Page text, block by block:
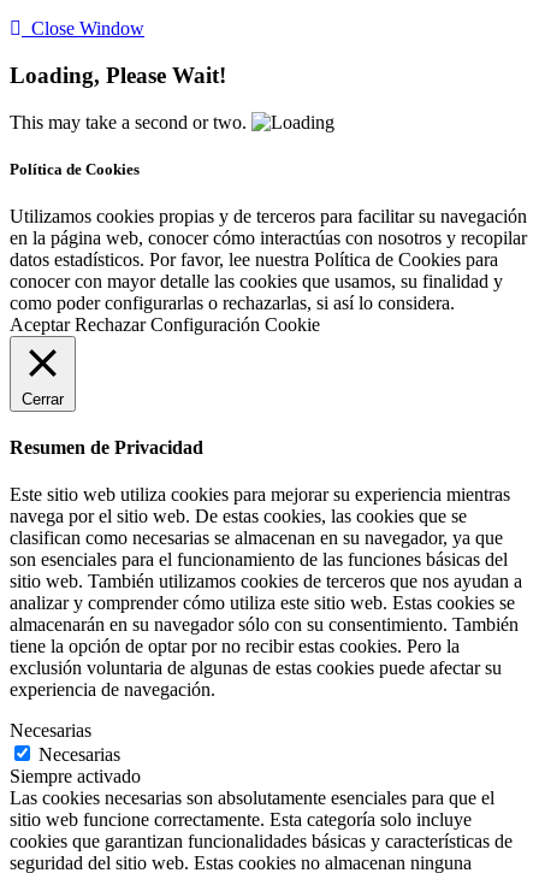
Close Window
Loading, Please Wait!
This may take a second or two.
Política de Cookies
Utilizamos cookies propias y de terceros para facilitar su navegación
en la página web, conocer cómo interactúas con nosotros y recopilar
datos estadísticos. Por favor, lee nuestra Política de Cookies para
conocer con mayor detalle las cookies que usamos, su finalidad y
como poder configurarlas o rechazarlas, si así lo considera.
Aceptar Rechazar Configuración Cookie
Cerrar
Resumen de Privacidad
Este sitio web utiliza cookies para mejorar su experiencia mientras
navega por el sitio web. De estas cookies, las cookies que se
clasifican como necesarias se almacenan en su navegador, ya que
son esenciales para el funcionamiento de las funciones básicas del
sitio web. También utilizamos cookies de terceros que nos ayudan a
analizar y comprender cómo utiliza este sitio web. Estas cookies se
almacenarán en su navegador sólo con su consentimiento. También
tiene la opción de optar por no recibir estas cookies. Pero la
exclusión voluntaria de algunas de estas cookies puede afectar su
experiencia de navegación.
Necesarias
Necesarias
Siempre activado
Las cookies necesarias son absolutamente esenciales para que el
sitio web funcione correctamente. Esta categoría solo incluye
cookies que garantizan funcionalidades básicas y características de
seguridad del sitio web. Estas cookies no almacenan ninguna